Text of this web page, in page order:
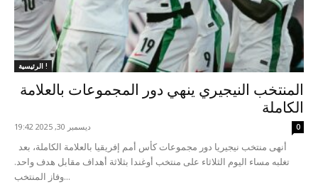
الرئيسية !
المنتخب النيجيري ينهي دور المجموعات بالعلامة
الكاملة
ديسمبر 30, 2025 19:42 0
تغلبه مساء اليوم الثلاثاء على منتخب أوغندا بثلاثة أهداف مقابل هدف واحد.
وفاز المنتخب...